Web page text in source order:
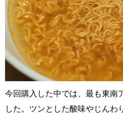
今回購入した中では、最も東南
した。ツンとした酸味やじんわ